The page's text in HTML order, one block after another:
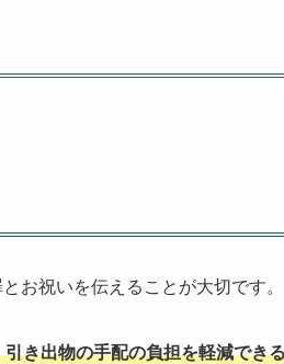
お祝いを伝えることが大切です。
き出物の手配の負担を軽減でき